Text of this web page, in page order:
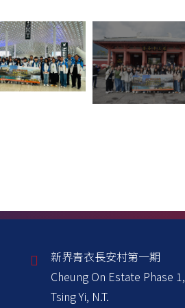
新界青衣長安村第一期
Cheung On Estate Phase 1,
Tsing Yi, N.T.